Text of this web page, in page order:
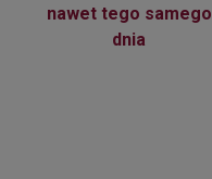
nawet tego samego
dnia